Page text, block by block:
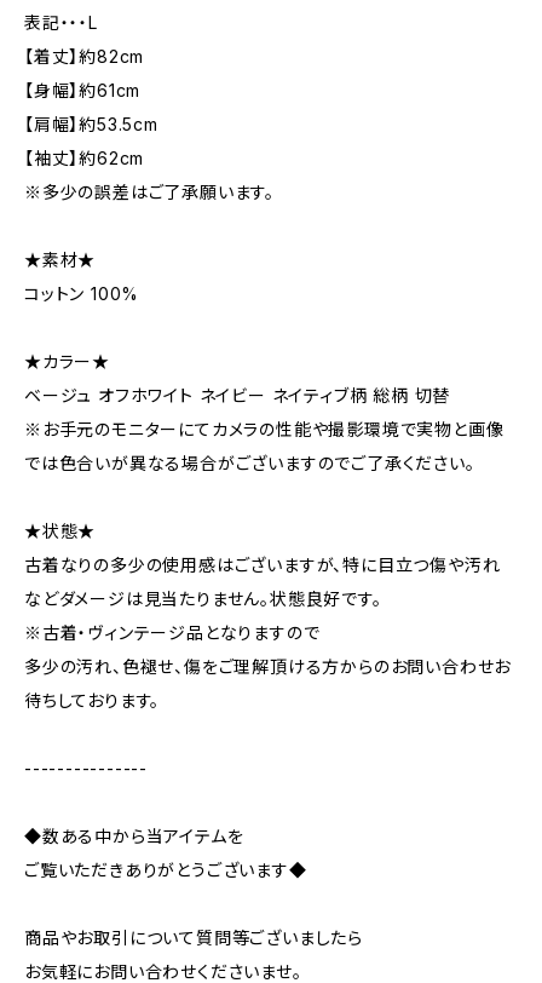
表記・・・L
【着丈】約82cm
【身幅】約61cm
【肩幅】約53.5cm
【袖丈】約62cm
※多少の誤差はご了承願います。
★素材★
コットン 100%
★カラー★
ベージュ オフホワイト ネイビー ネイティブ柄 総柄 切替
※お手元のモニターにてカメラの性能や撮影環境で実物と画像
では色合いが異なる場合がございますのでご了承ください。
★状態★
古着なりの多少の使用感はございますが、特に目立つ傷や汚れ
などダメージは見当たりません。状態良好です。
※古着・ヴィンテージ品となりますので
多少の汚れ、色褪せ、傷をご理解頂ける方からのお問い合わせお
待ちしております。
---------------
◆数ある中から当アイテムを
ご覧いただきありがとうございます◆
商品やお取引について質問等ございましたら
お気軽にお問い合わせくださいませ。